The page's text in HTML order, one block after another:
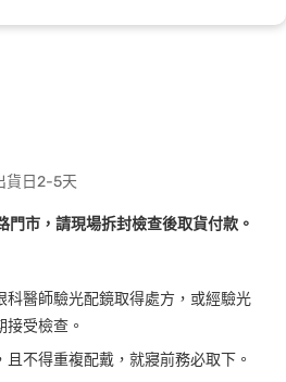
貨日2-5天
門市，請現場拆封檢查後取貨付款。
科醫師驗光配鏡取得處方，或經驗光
受檢查。
不得重複配戴，就寢前務必取下。